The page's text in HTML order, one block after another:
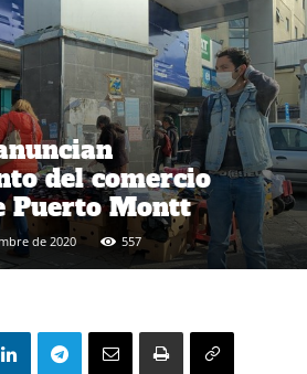
del comercio
Puerto Montt
de 2020 557